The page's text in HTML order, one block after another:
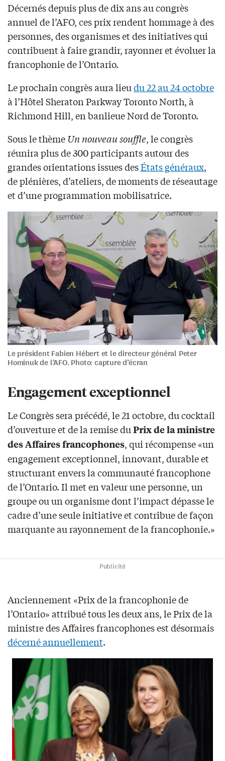
Décernés depuis plus de dix ans au congrès
annuel de l’AFO, ces prix rendent hommage à des
personnes, des organismes et des initiatives qui
contribuent à faire grandir, rayonner et évoluer la
francophonie de l’Ontario.
Le prochain congrès aura lieudu 22 au 24 octobre
à l’Hôtel Sheraton Parkway Toronto North, à
Richmond Hill, en banlieue Nord de Toronto.
Sous le thèmeUn nouveau souffle, le congrès
réunira plus de 300 participants autour des
grandes orientations issues desÉtats généraux,
de plénières, d’ateliers, de moments de réseautage
et d’une programmation mobilisatrice.
Le président Fabien Hébert et le directeur général Peter
Hominuk de l’AFO. Photo: capture d’écran
Engagement exceptionnel
Le Congrès sera précédé, le 21 octobre, du cocktail
d’ouverture et de la remise du Prix de la ministre
des Affaires francophones, qui récompense «un
engagement exceptionnel, innovant, durable et
structurant envers la communauté francophone
de l’Ontario. Il met en valeur une personne, un
groupe ou un organisme dont l’impact dépasse le
cadre d’une seule initiative et contribue de façon
marquante au rayonnement de la francophonie.»
Publicité
Anciennement «Prix de la francophonie de
l’Ontario» attribué tous les deux ans, le Prix de la
ministre des Affaires francophones est désormais
décerné annuellement.